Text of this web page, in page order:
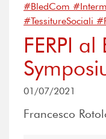
#BledCom
#TessitureSociali
FERPI
01/07/2021
Francesco